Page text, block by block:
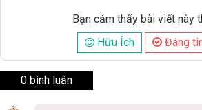
Bạn cảm thấy bài viết này
Hữu Ích
Đáng
0 bình luận